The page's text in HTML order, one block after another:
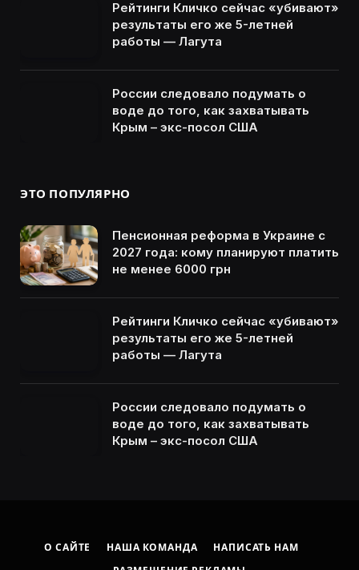
Рейтинги Кличко сейчас «убивают»
результаты его же 5-летней
работы — Лагута
России следовало подумать о
воде до того, как захватывать
Крым – экс-посол США
ЭТО ПОПУЛЯРНО
Пенсионная реформа в Украине с
2027 года: кому планируют платить
не менее 6000 грн
Рейтинги Кличко сейчас «убивают»
результаты его же 5-летней
работы — Лагута
России следовало подумать о
воде до того, как захватывать
Крым – экс-посол США
О САЙТЕ НАША КОМАНДА
НАПИСАТЬ НАМ